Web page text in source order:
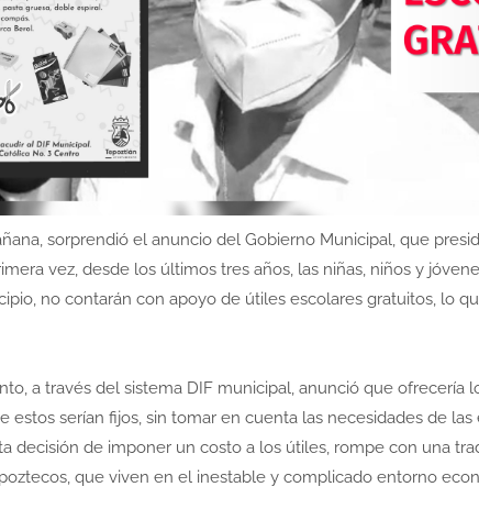
sorprendió el anuncio del Gobierno Municipal, que
vez, desde los últimos tres años, las niñas, niños y
no contarán con apoyo de útiles escolares gratuitos, lo
a través del sistema DIF municipal, anunció que ofrecería
estos serían fijos, sin tomar en cuenta las necesidades de
decisión de imponer un costo a los útiles, rompe con una
que viven en el inestable y complicado entorno